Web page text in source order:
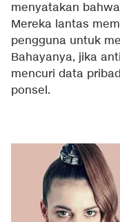
menyatakan
Mereka lantas
pengguna untuk
Bahayanya, jika
mencuri data
ponsel.